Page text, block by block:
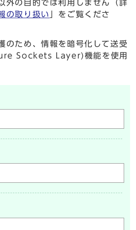
外の目的では利用しません（詳
の取り扱い
」をご覧くださ
のため、情報を暗号化して送受
Sockets Layer)機能を使用